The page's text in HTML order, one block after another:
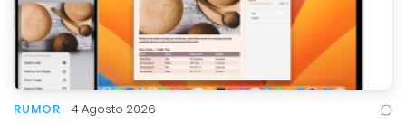
RUMOR 4 Agosto 2026